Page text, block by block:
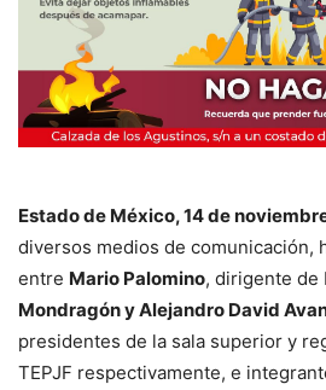
Estado de México, 14 de
diversos medios de comunicación,
entre Mario Palomino, dirigente de
Mondragón y Alejandro David
presidentes de la sala superior y
TEPJF respectivamente, e